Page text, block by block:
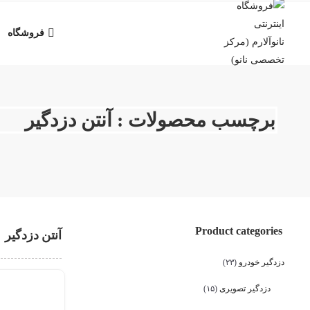
فروشگاه
برچسب محصولات : آنتن دزدگیر
آنتن دزدگیر Product categories
دزدگیر خودرو (۲۳)
دزدگیر تصویری (۱۵)